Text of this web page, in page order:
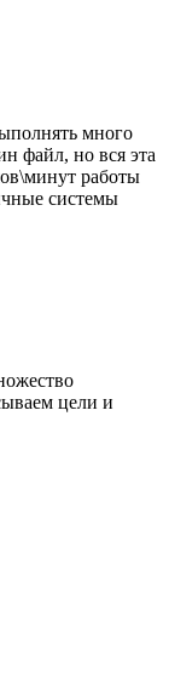
много
файл, но вся эта
работы
системы
цели и